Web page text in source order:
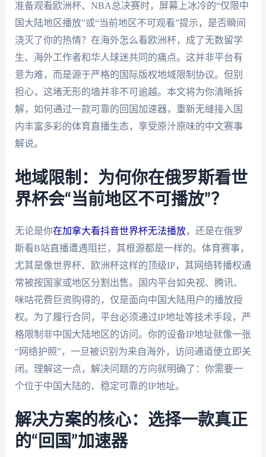
准备观看欧洲杯、NBA总决赛时，屏幕上冰冷的“仅限中
国大陆地区播放”或“当前地区不可观看”提示，是否瞬间
浇灭了你的热情？在海外怎么看欧洲杯，成了无数留学
生、海外工作者和华人球迷共同的痛点。这并非平台有
意为难，而是源于严格的国际版权地域限制协议。但别
担心，这堵无形的墙并非不可逾越。本文将为你清晰拆
解，如何通过一款可靠的回国加速器，重新无缝接入国
内丰富多彩的体育直播生态，享受原汁原味的中文赛事
解说。
地域限制：为何你在俄罗斯看世
界杯会“当前地区不可播放”？
无论是你在加拿大看抖音世界杯无法播放，还是在俄罗
斯看B站直播遭遇阻拦，其根源都是一样的。体育赛事，
尤其是像世界杯、欧洲杯这样的顶级IP，其网络转播权通
常被按国家或地区分割出售。国内平台如央视、腾讯、
咪咕花费巨资购得的，仅是面向中国大陆用户的播放授
权。为了履行合同，平台必须通过IP地址等技术手段，严
格限制非中国大陆地区的访问。你的设备IP地址就像一张
“网络护照”，一旦被识别为来自海外，访问通道便立即关
闭。理解这一点，解决问题的方向就明确了：你需要一
个位于中国大陆的、稳定可靠的IP地址。
解决方案的核心：选择一款真正
的“回国”加速器